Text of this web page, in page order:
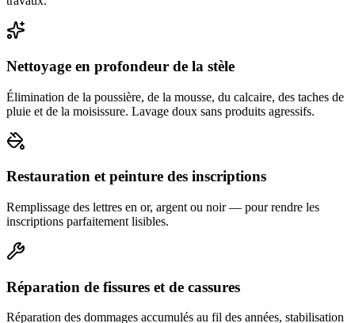
Nettoyage en profondeur de la stèle
Élimination de la poussière, de la mousse, du calcaire, des taches de
pluie et de la moisissure. Lavage doux sans produits agressifs.
Restauration et peinture des inscriptions
Remplissage des lettres en or, argent ou noir — pour rendre les
inscriptions parfaitement lisibles.
Réparation de fissures et de cassures
Réparation des dommages accumulés au fil des années, stabilisation